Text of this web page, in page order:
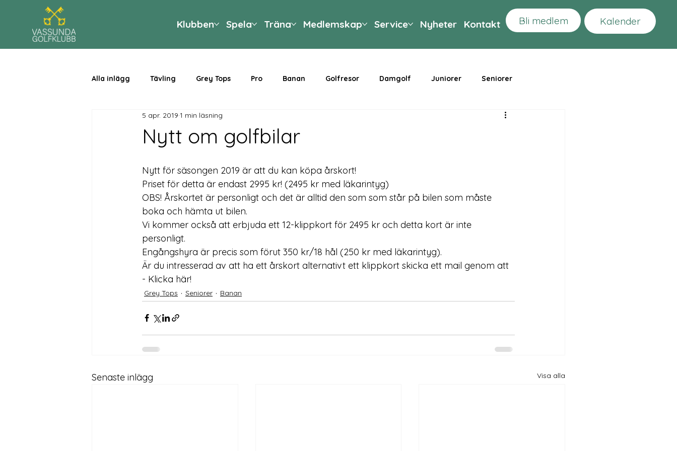
Klubben Spela Träna Medlemskap Service Nyheter Kontakt Bli medlem Kalender
Alla inlägg Tävling Grey Tops Pro Banan Golfresor Damgolf Juniorer Seniorer
Nytt om golfbilar
5 apr. 2019 1 min läsning
Nytt för säsongen 2019 är att du kan köpa årskort!
Priset för detta är endast 2995 kr!
OBS! Årskortet är personligt och det är alltid den som som står på bilen som måste
boka och hämta ut bilen.
Vi kommer också att erbjuda ett 12-klippkort för 2495 kr och detta kort är inte
personligt.
Engångshyra är precis som förut 350 kr/18 hål (250 kr med läkarintyg).
Är du intresserad av att ha ett årskort alternativt ett klippkort skicka ett mail genom att
- Klicka här!
Grey Tops Seniorer Banan
Senaste inlägg Visa alla